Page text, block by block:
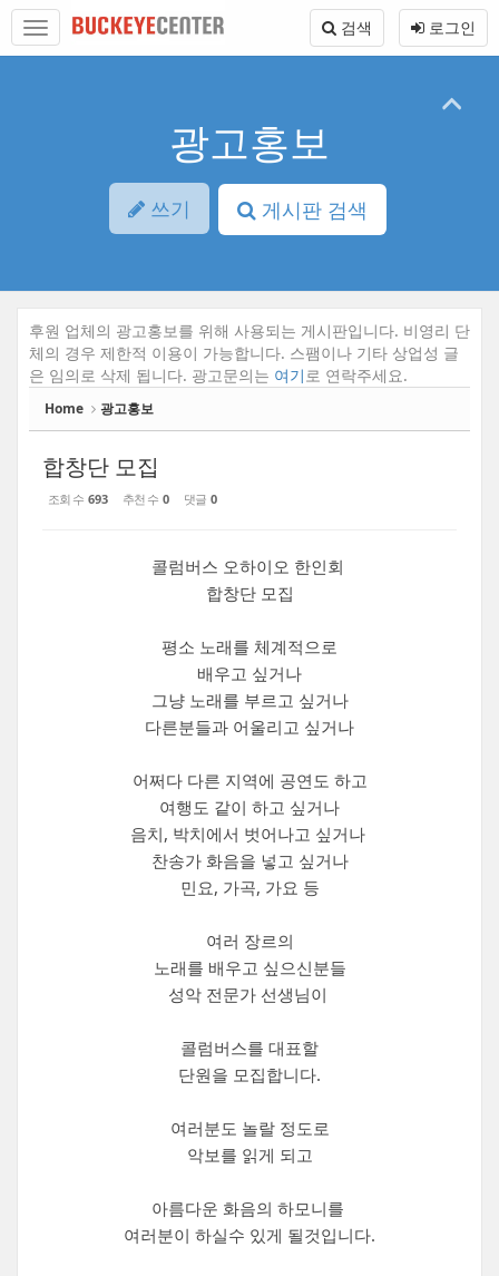
본
바
메
토
로그인
검색
광고홍보
쓰기 게시판 검색
후원 업체의 광고홍보를 위해 사용되는 게시판입니다. 비영리 단
체의 경우 제한적 이용이 가능합니다. 스팸이나 기타 상업성 글
은 임의로 삭제 됩니다. 광고문의는 여기로 연락주세요.
Home 광고홍보
합창단 모집
조회 수 693 추천 수 0 댓글 0
콜럼버스 오하이오 한인회
합창단 모집
평소 노래를 체계적으로
배우고 싶거나
그냥 노래를 부르고 싶거나
다른분들과 어울리고 싶거나
어쩌다 다른 지역에 공연도 하고
여행도 같이 하고 싶거나
음치, 박치에서 벗어나고 싶거나
찬송가 화음을 넣고 싶거나
민요, 가곡, 가요 등
여러 장르의
노래를 배우고 싶으신분들
성악 전문가 선생님이
콜럼버스를 대표할
단원을 모집합니다.
여러분도 놀랄 정도로
악보를 읽게 되고
아름다운 화음의 하모니를
여러분이 하실수 있게 될것입니다.